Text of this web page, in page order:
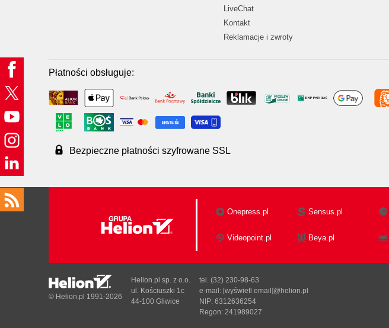
LiveChat
Kontakt
Reklamacje i zwroty
Płatności obsługuje:
Bezpieczne płatności szyfrowane SSL
Onepress.pl Sensus.pl
Videopoint.pl Beya.pl
© Helion.pl 1991-2026
Helion.pl sp. z o.o.
ul. Kościuszki 1c
44-100 Gliwice
tel. (32) 230-98-63
e-mail: [wyświetl email]@helion.pl
NIP: 6312636254
Regon: 241989027